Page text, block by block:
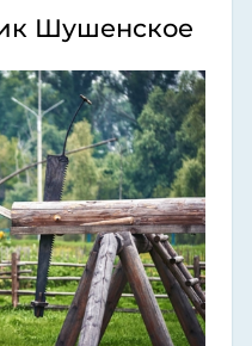
Шушенское